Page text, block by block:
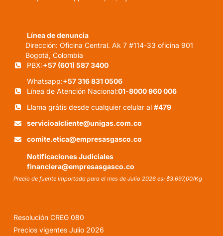
Línea de denuncia
Dirección: Oficina Central. Ak 7 #114-33 oficina 901
Bogotá, Colombia
PBX:+57 (601) 587 3400
Whatsapp:+57 316 831 0506
Línea de Atención Nacional:01-8000 960 006
Llama grátis desde cualquier celular al#479
servicioalcliente@unigas.com.co
comite.etica@empresasgasco.co
Notificaciones Judiciales
financiera@empresasgasco.co
Precio de fuente importada para el mes de Julio 2026 es: $3.697,00/Kg
Resolución CREG 080
Precios vigentes Julio 2026